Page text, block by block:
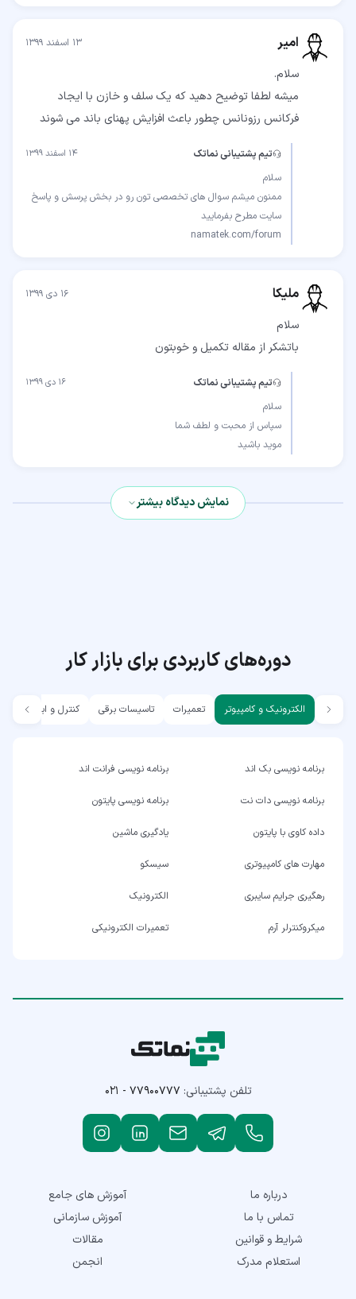
امیر ۱۳ اسفند ۱۳۹۹
میشه لطفا توضیح دهید که یک سلف و خازن با ایجاد
فرکانس رزونانس چطور باعث افزایش پهنای باند می شوند
تیم پشتیبانی نماتک ۱۴ اسفند ۱۳۹۹
ممنون میشم سوال های تخصصی تون رو در بخش پرسش و پاسخ
namatek.com/forum
ملیکا ۱۶ دی ۱۳۹۹
باتشکر از مقاله تکمیل و خوبتون
تیم پشتیبانی نماتک ۱۶ دی ۱۳۹۹
موید باشید
نمایش دیدگاه بیشتر
دوره‌های کاربردی برای بازار کار
الکترونیک و کامپیوتر تعمیرات تاسیسات برقی کنترل و ابزار دقیق
برنامه نویسی بک اند برنامه نویسی فرانت اند
برنامه نویسی دات نت برنامه نویسی پایتون
داده کاوی با پایتون یادگیری ماشین
مهارت های کامپیوتری سیسکو
رهگیری جرایم سایبری الکترونیک
میکروکنترلر آرم تعمیرات الکترونیکی
تلفن پشتیبانی: ۰۲۱ - ۷۷۹۰۰۷۷۷
درباره ما
تماس با ما
شرایط و قوانین
استعلام مدرک
آموزش های جامع
آموزش سازمانی
مقالات
انجمن